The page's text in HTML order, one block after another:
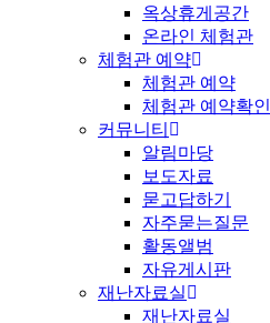
옥상휴게공간
온라인 체험관
체험관 예약
체험관 예약
체험관 예약확인
커뮤니티
알림마당
보도자료
묻고답하기
자주묻는질문
활동앨범
자유게시판
재난자료실
재난자료실